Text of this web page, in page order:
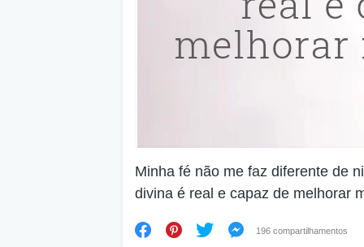
Minha fé não me faz diferente de
divina é real e capaz de melhorar
196 compartilhamentos